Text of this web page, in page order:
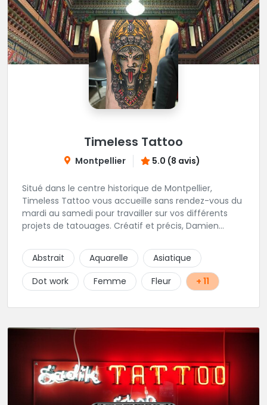
Timeless Tattoo
Montpellier 5.0 (8 avis)
Situé dans le centre historique de Montpellier,
Timeless Tattoo vous accueille sans rendez-vous du
mardi au samedi pour travailler sur vos différents
projets de tatouages. Créatif et précis, Damien
sans failles. Spécialisé dans le tatouage traditionnel,
old school, mais également à l'aise dans la
réalisation de pièces de styles différents : Dotwork,
Japonais, Graphique, mandala .. N'hésitez pas à le
Abstrait Aquarelle
Asiatique
Dot work
Femme Fleur + 11